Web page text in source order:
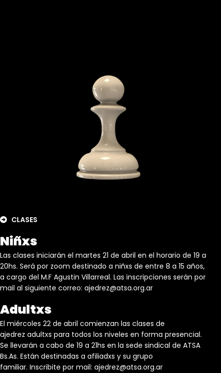
CLASES
Niñxs
Las clases iniciarán el martes 21 de abril en el horario de 19 a
20hs. Será por zoom destinado a niñxs de entre 8 a 15 años,
a cargo del M.F Agustin Villarreal. Las inscripciones serán por
mail al siguiente correo: ajedrez@atsa.org.ar
Adultxs
El miércoles 22 de abril comienzan las clases de
ajedrez adultxs para todos los niveles en forma presencial.
Se llevarán a cabo de 19 a 21hs en la sede sindical de ATSA
Bs.As. Están destinadas a afiliadxs y su grupo
familiar. Inscribite por mail: ajedrez@atsa.org.ar